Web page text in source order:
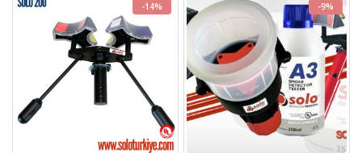
-14% -9%